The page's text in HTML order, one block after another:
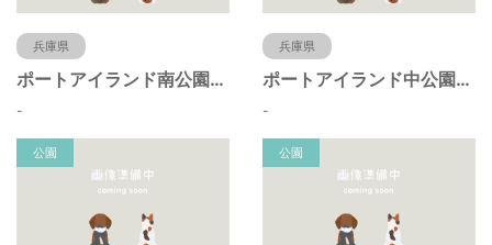
兵庫県
ポートアイランド南公園（兵庫県神戸市）
-
兵庫県
ポートアイランド中公園（兵庫県神戸市）
-
公園 公園